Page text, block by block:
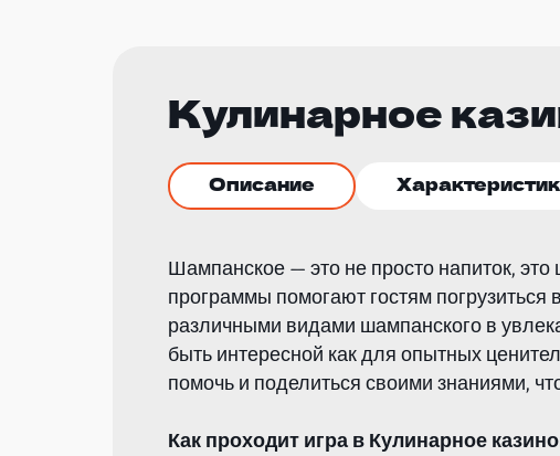
Кулинарное
Описание
Шампанское — это не просто напиток,
программы помогают гостям
различными видами шампанского в
быть интересной как для опытных
помочь и поделиться своими знаниями,
Как проходит игра в Кулинарное